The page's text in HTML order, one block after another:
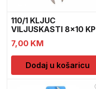
110/1 KLJUC
VILJUSKASTI 8×10 KP
600065
7,00 KM
Dodaj u košaricu